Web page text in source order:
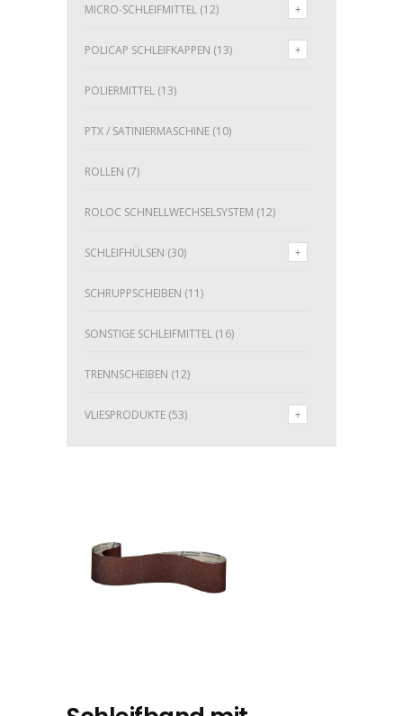
MICRO-SCHLEIFMITTEL (12)
POLICAP SCHLEIFKAPPEN (13)
POLIERMITTEL (13)
PTX / SATINIERMASCHINE (10)
ROLLEN (7)
ROLOC SCHNELLWECHSELSYSTEM (12)
SCHLEIFHÜLSEN (30)
SCHRUPPSCHEIBEN (11)
SONSTIGE SCHLEIFMITTEL (16)
TRENNSCHEIBEN (12)
VLIESPRODUKTE (53)